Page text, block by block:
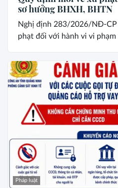
sơ hưởng BHXH, BHTN
Nghị định 283/2026/NĐ-
phạt đối với hành vi vi
Pháp luật